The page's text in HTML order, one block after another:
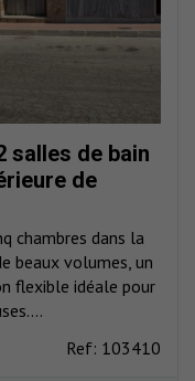
salles de bain
de
chambres dans la
beaux volumes, un
flexible idéale pour
Ref: 103410